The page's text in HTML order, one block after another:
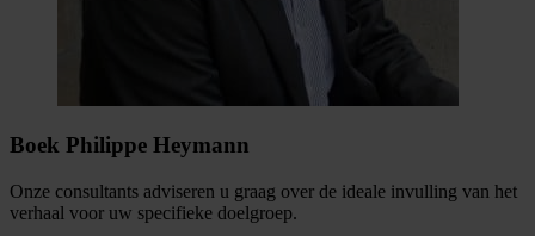
Boek Philippe Heymann
Onze consultants adviseren u graag over de ideale invulling van het
verhaal voor uw specifieke doelgroep.